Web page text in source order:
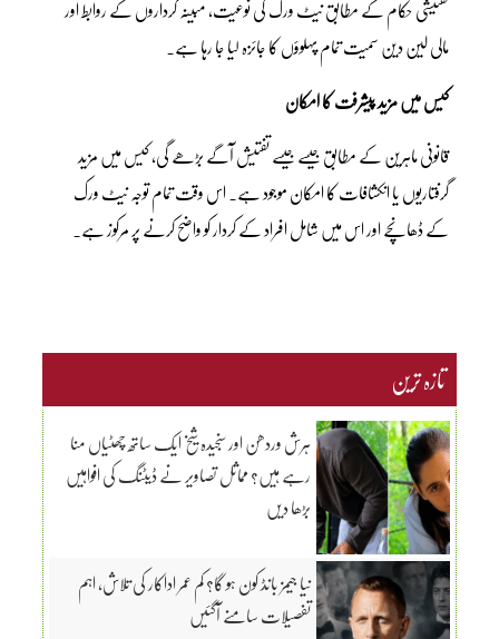
تفتیشی حکام کے مطابق نیٹ ورک کی نوعیت، مبینہ کرداروں کے روابط اور
مالی لین دین سمیت تمام پہلوؤں کا جائزہ لیا جا رہا ہے۔
کیس میں مزید پیشرفت کا امکان
قانونی ماہرین کے مطابق جیسے جیسے تفتیش آگے بڑھے گی، کیس میں مزید
گرفتاریوں یا انکشافات کا امکان موجود ہے۔ اس وقت تمام توجہ نیٹ ورک
کے ڈھانچے اور اس میں شامل افراد کے کردار کو واضح کرنے پر مرکوز ہے۔
تازہ ترین
ہرش وردھن اور سنجیدہ شیخ ایک ساتھ چھٹیاں منا
رہے ہیں؟ مماثل تصاویر نے ڈیٹنگ کی افواہیں
بڑھا دیں
نیا جیمز بانڈ کون ہو گا؟ کم عمر اداکار کی تلاش، اہم
تفصیلات سامنے آگئیں